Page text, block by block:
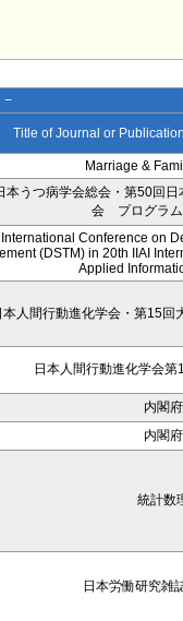
−
Title of Journal or
Marriage &
本うつ病学会総会・第50回
会 プログラム
Conference on
(DSTM) in 20th IIAI
Applied
本人間行動進化学会・第15回
日本人間行動進化学会
内閣府
内閣府
統計数
日本労働研究雑